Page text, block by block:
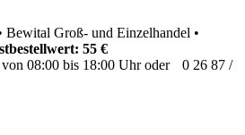
Bewital Groß- und Einzelhandel •
55 €
08:00 bis 18:00 Uhr oder
0 26 87 /